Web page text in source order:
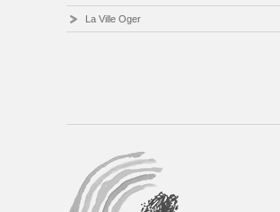
La Ville Oger